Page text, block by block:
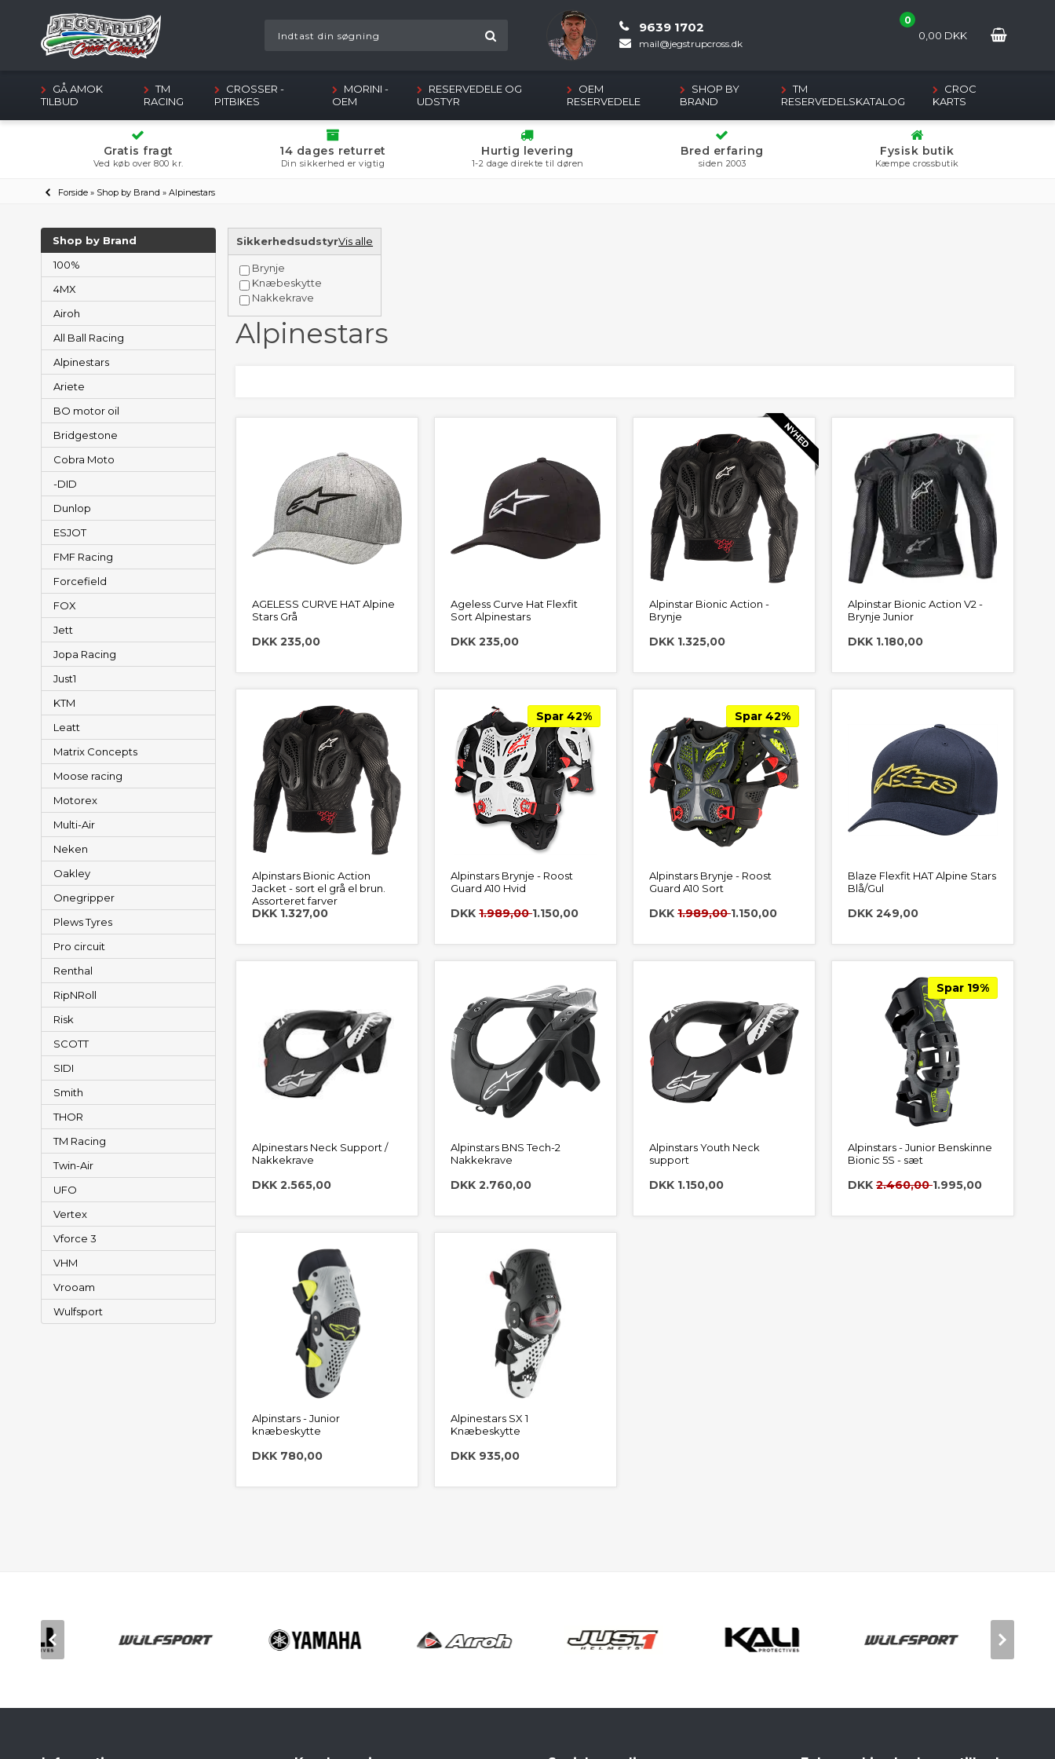
0
0,00 DKK
9639 1702
mail@jegstrupcross.dk
GÅ AMOK
TILBUD
TM
RACING
CROSSER -
PITBIKES
MORINI -
OEM
RESERVEDELE OG
UDSTYR
OEM
RESERVEDELE
SHOP BY
BRAND
TM
RESERVEDELSKATALOG
CROC
KARTS
Gratis fragt
Ved køb over 800 kr.
14 dages returret
Din sikkerhed er vigtig
Hurtig levering
1-2 dage direkte til døren
Bred erfaring
siden 2003
Fysisk butik
Kæmpe crossbutik
Forside » Shop by Brand » Alpinestars
Shop by Brand
100%
4MX
Airoh
All Ball Racing
Alpinestars
Ariete
BO motor oil
Bridgestone
Cobra Moto
-DID
Dunlop
ESJOT
FMF Racing
Forcefield
FOX
Jett
Jopa Racing
Just1
KTM
Leatt
Matrix Concepts
Moose racing
Motorex
Multi-Air
Neken
Oakley
Onegripper
Plews Tyres
Pro circuit
Renthal
RipNRoll
Risk
SCOTT
SIDI
Smith
THOR
TM Racing
Twin-Air
UFO
Vertex
Vforce 3
VHM
Vrooam
Wulfsport
SikkerhedsudstyrVis alle
Brynje
Knæbeskytte
Nakkekrave
Alpinestars
AGELESS CURVE HAT Alpine
Stars Grå
DKK 235,00
Ageless Curve Hat Flexfit
Sort Alpinestars
DKK 235,00
Alpinstar Bionic Action -
Brynje
DKK 1.325,00
Alpinstar Bionic Action V2 -
Brynje Junior
DKK 1.180,00
Alpinstars Bionic Action
Jacket - sort el grå el brun.
Assorteret farver
DKK 1.327,00
Spar 42%
Alpinstars Brynje - Roost
Guard A10 Hvid
DKK1.989,001.150,00
Spar 42%
Alpinstars Brynje - Roost
Guard A10 Sort
DKK1.989,001.150,00
Blaze Flexfit HAT Alpine Stars
Blå/Gul
DKK 249,00
Alpinestars Neck Support /
Nakkekrave
DKK 2.565,00
Alpinstars BNS Tech-2
Nakkekrave
DKK 2.760,00
Alpinstars Youth Neck
support
DKK 1.150,00
Spar 19%
Alpinstars - Junior Benskinne
Bionic 5S - sæt
DKK 2.460,001.995,00
Alpinstars - Junior
knæbeskytte
DKK 780,00
Alpinestars SX 1
Knæbeskytte
DKK 935,00